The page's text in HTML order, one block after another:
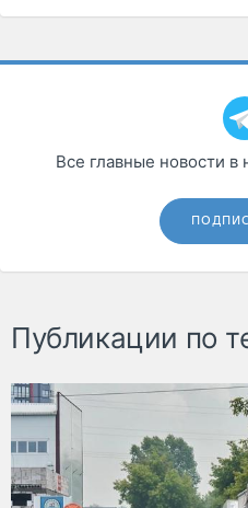
Все главные новости в
Публикации по